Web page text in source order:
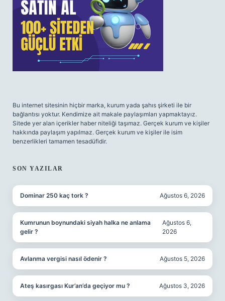
Bu internet sitesinin hiçbir marka, kurum yada şahıs şirketi ile bir
bağlantısı yoktur. Kendimize ait makale paylaşımları yapmaktayız.
Sitede yer alan içerikler haber niteliği taşımaz. Gerçek kurum ve kişiler
hakkında paylaşım yapılmaz. Gerçek kurum ve kişiler ile isim
benzerlikleri tamamen tesadüfidir.
SON YAZILAR
Dominar 250 kaç tork ? Ağustos 6, 2026
Kumrunun boynundaki siyah halka ne anlama
gelir ?
Ağustos 6,
2026
Avlanma vergisi nasıl ödenir ? Ağustos 5, 2026
Ateş kasırgası Kur’an’da geçiyor mu ? Ağustos 3, 2026